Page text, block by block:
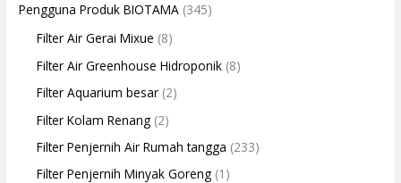
Pengguna Produk BIOTAMA (345)
Filter Air Gerai Mixue (8)
Filter Air Greenhouse Hidroponik (8)
Filter Aquarium besar (2)
Filter Kolam Renang (2)
Filter Penjernih Air Rumah tangga (233)
Filter Penjernih Minyak Goreng (1)